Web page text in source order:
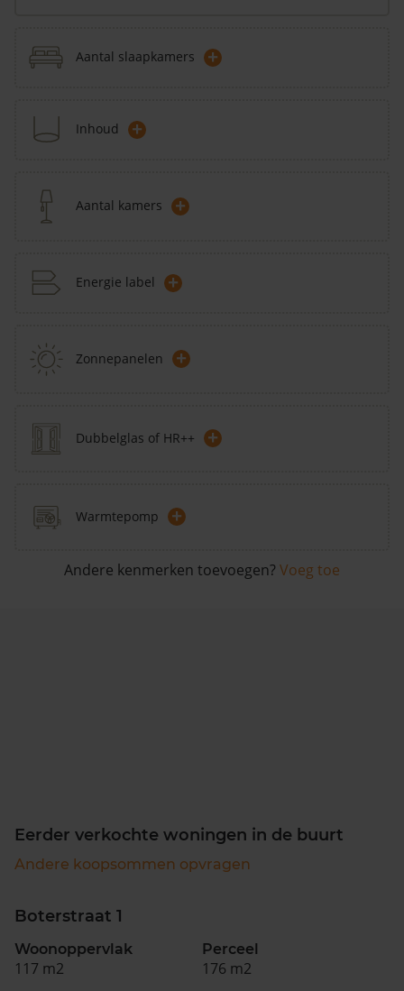
Aantal slaapkamers +
Inhoud +
Aantal kamers +
Energie label +
Zonnepanelen +
Dubbelglas of HR++ +
Warmtepomp +
Andere kenmerken toevoegen? Voeg toe
Eerder verkochte woningen in de buurt
Andere koopsommen opvragen
Boterstraat 1
Woonoppervlak
117 m2
Perceel
176 m2